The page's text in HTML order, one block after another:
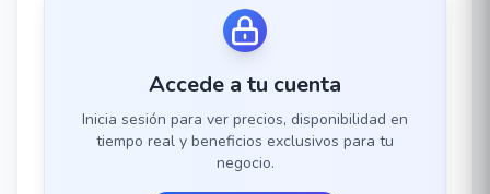
Accede a tu cuenta
Inicia sesión para ver precios, disponibilidad en
tiempo real y beneficios exclusivos para tu
negocio.